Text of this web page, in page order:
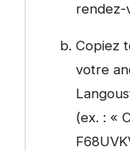
rendez-
Copiez
votre
(ex. : «